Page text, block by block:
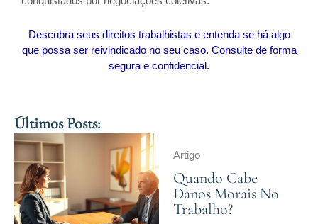
Descubra seus direitos trabalhistas e entenda se há algo
que possa ser reivindicado no seu caso. Consulte de forma
segura e confidencial.
Últimos Posts:
Artigo
Quando Cabe
Danos Morais No
Trabalho?